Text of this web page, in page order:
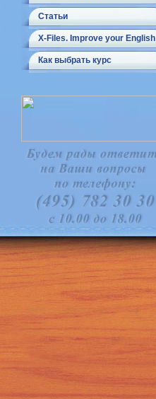
Статьи
X-Files. Improve your English
Как выбрать курс